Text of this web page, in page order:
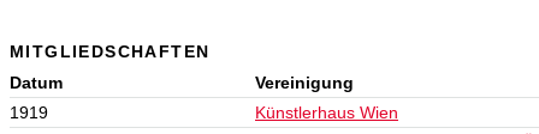
MITGLIEDSCHAFTEN
Datum
Vereinigung
1919
Künstlerhaus Wien